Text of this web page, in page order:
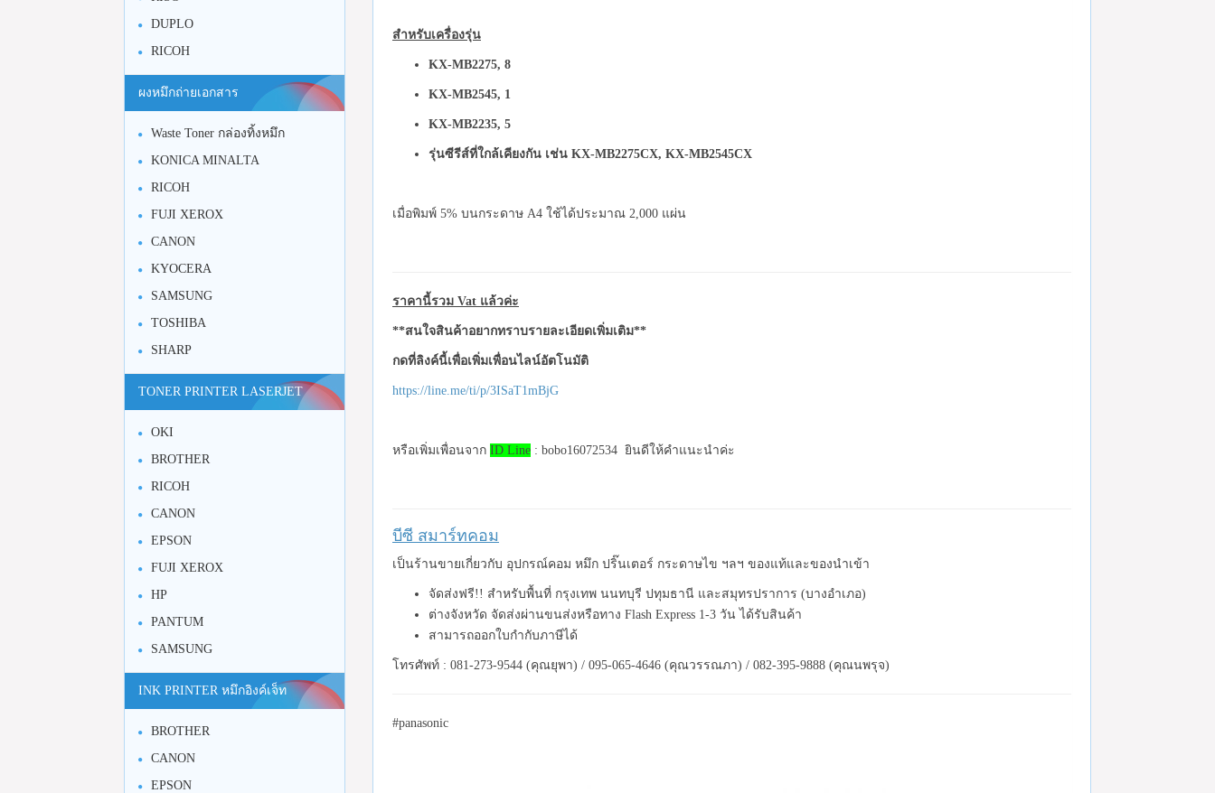
สำหรับเครื่องรุ่น
KX-MB2275, 8
KX-MB2545, 1
KX-MB2235, 5
รุ่นซีรีส์ที่ใกล้เคียงกัน เช่น KX-MB2275CX, KX-MB2545CX
เมื่อพิมพ์ 5% บนกระดาษ A4 ใช้ได้ประมาณ 2,000 แผ่น
ราคานี้รวม Vat แล้วค่ะ
**สนใจสินค้าอยากทราบรายละเอียดเพิ่มเติม**
กดที่ลิงค์นี้เพื่อเพิ่มเพื่อนไลน์อัตโนมัติ
https://line.me/ti/p/3ISaT1mBjG
หรือเพิ่มเพื่อนจาก ID Line : bobo16072534 ยินดีให้คำแนะนำค่ะ
บีซี สมาร์ทคอม
เป็นร้านขายเกี่ยวกับ อุปกรณ์คอม หมึก ปริ๊นเตอร์ กระดาษไข ฯลฯ ของแท้และของนำเข้า
จัดส่งฟรี!! สำหรับพื้นที่ กรุงเทพ นนทบุรี ปทุมธานี และสมุทรปราการ (บางอำเภอ)
ต่างจังหวัด จัดส่งผ่านขนส่งหรือทาง Flash Express 1-3 วัน ได้รับสินค้า
สามารถออกใบกำกับภาษีได้
โทรศัพท์ : 081-273-9544 (คุณยุพา) / 095-065-4646 (คุณวรรณภา) / 082-395-9888 (คุณนพรุจ)
#panasonic
DUPLO
RICOH
ผงหมึกถ่ายเอกสาร
Waste Toner กล่องทิ้งหมึก
KONICA MINALTA
RICOH
FUJI XEROX
CANON
KYOCERA
SAMSUNG
TOSHIBA
SHARP
TONER PRINTER LASERJET
OKI
BROTHER
RICOH
CANON
EPSON
FUJI XEROX
HP
PANTUM
SAMSUNG
INK PRINTER หมึกอิงค์เจ็ท
BROTHER
CANON
EPSON